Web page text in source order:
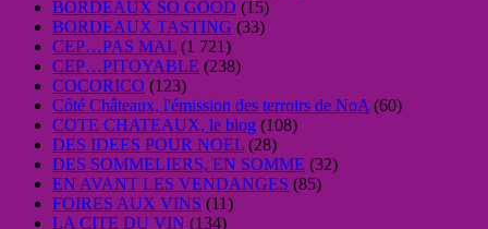
BORDEAUX SO GOOD (15)
BORDEAUX TASTING (33)
CEP…PAS MAL (1 721)
CEP…PITOYABLE (238)
COCORICO (123)
Côté Châteaux, l'émission des terroirs de NoA (60)
COTE CHATEAUX, le blog (108)
DES IDEES POUR NOEL (28)
DES SOMMELIERS, EN SOMME (32)
EN AVANT LES VENDANGES (85)
FOIRES AUX VINS (11)
LA CITE DU VIN (134)